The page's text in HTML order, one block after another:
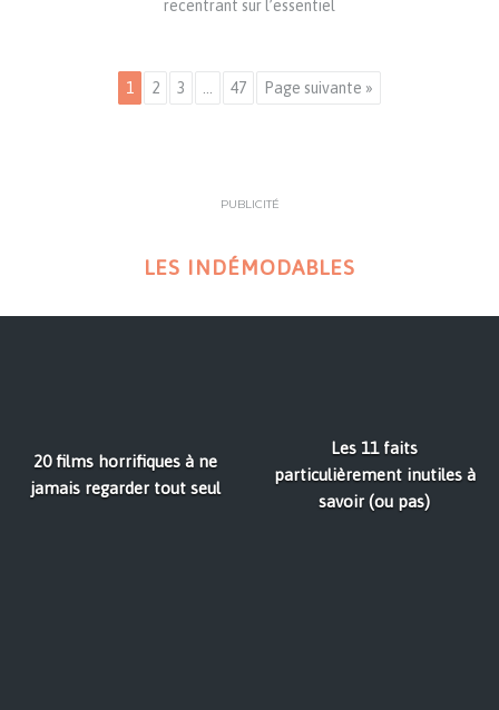
recentrant sur l’essentiel
1 2 3 47 Page suivante »
PUBLICITÉ
LES INDÉMODABLES
20 films horrifiques à ne
jamais regarder tout seul
Les 11 faits
particulièrement inutiles à
savoir (ou pas)